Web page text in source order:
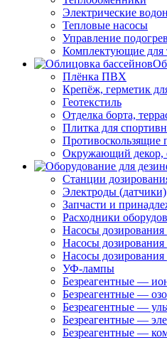
Электрические
Тепловые насосы
Управление
Комплектующие для
Плёнка ПВХ
Крепёж, герметик
Геотекстиль
Отделка борта,
Плитка для
Противоскользящие
Окружающий декор,
Станции
Электроды (датчики)
Запчасти и
Расходники
Насосы дозирования
Насосы
Насосы
УФ-лампы
Безреагентные —
Безреагентные —
Безреагентные —
Безреагентные —
Безреагентные —